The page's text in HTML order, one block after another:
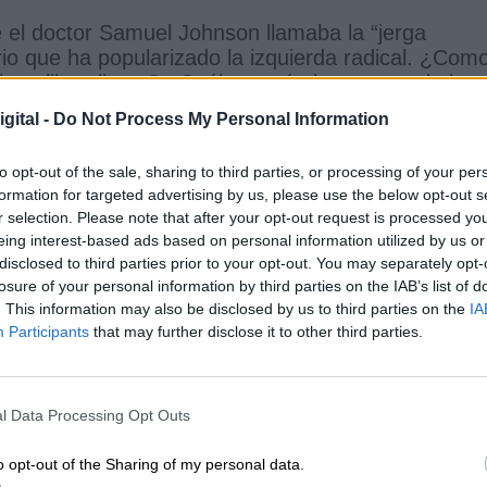
- Do Not Process My Personal Information
opt-out of the sale, sharing to third parties, or processing of your
for targeted advertising by us, please use the below opt-out
selection. Please note that after your opt-out request is processed
interest-based ads based on personal information utilized by us
to third parties prior to your opt-out. You may separately
of your personal information by third parties on the IAB’s list of
This information may also be disclosed by us to third parties on the
Participants that may further disclose it to other third parties.
Data Processing Opt Outs
opt-out of the Sharing of my personal data.
doctor Samuel Johnson llamaba la “jerga
que ha popularizado la izquierda radical.
¿Cuáles serán los rasgos de la
de designar la hipocresía o la mentira
su carta de dimisión ya lo intuimos hace
amigo Pablo Iglesias, es un producto de la
estudié en ella, cuando estaba situada junto al
a Somosaguas. Ahora es un recinto grande y
recuerdo de la prisión modelo ideada por
carteles y pintadas de su vestíbulo y pasillos:
las asambleas”, “El orgasmo como la tierra es de
el asueto estudiantil para jugar al tute
ocasionales mercadillos donde toda ideología
impresionado por este ambiente: pancartas,
aquí su creencia en la democracia
sin el molesto engorro de la